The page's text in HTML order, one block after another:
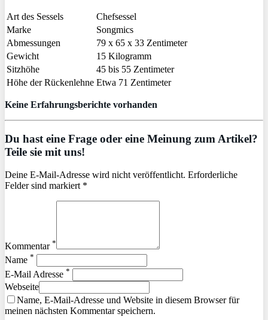
Art des Sessels
Chefsessel
Marke
Songmics
Abmessungen
79 x 65 x 33 Zentimeter
Gewicht
15 Kilogramm
Sitzhöhe
45 bis 55 Zentimeter
Höhe der Rückenlehne Etwa 71 Zentimeter
Keine Erfahrungsberichte vorhanden
Du hast eine Frage oder eine Meinung zum Artikel?
Teile sie mit uns!
Deine E-Mail-Adresse wird nicht veröffentlicht. Erforderliche
Felder sind markiert *
Kommentar *
Name *
E-Mail Adresse *
Webseite
Name, E-Mail-Adresse und Website in diesem Browser für
meinen nächsten Kommentar speichern.